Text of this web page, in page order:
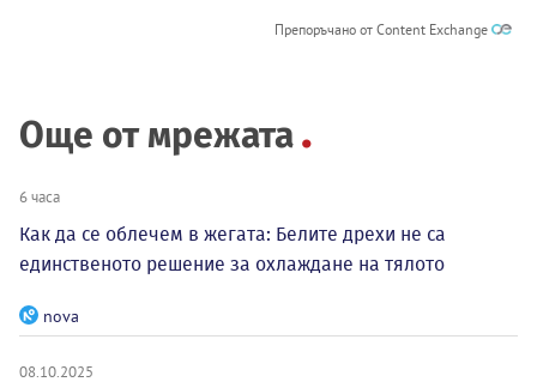
Препоръчано от Content Exchange
Още от мрежата
6 часа
Как да се облечем в жегата: Белите дрехи не са
единственото решение за охлаждане на тялото
nova
08.10.2025